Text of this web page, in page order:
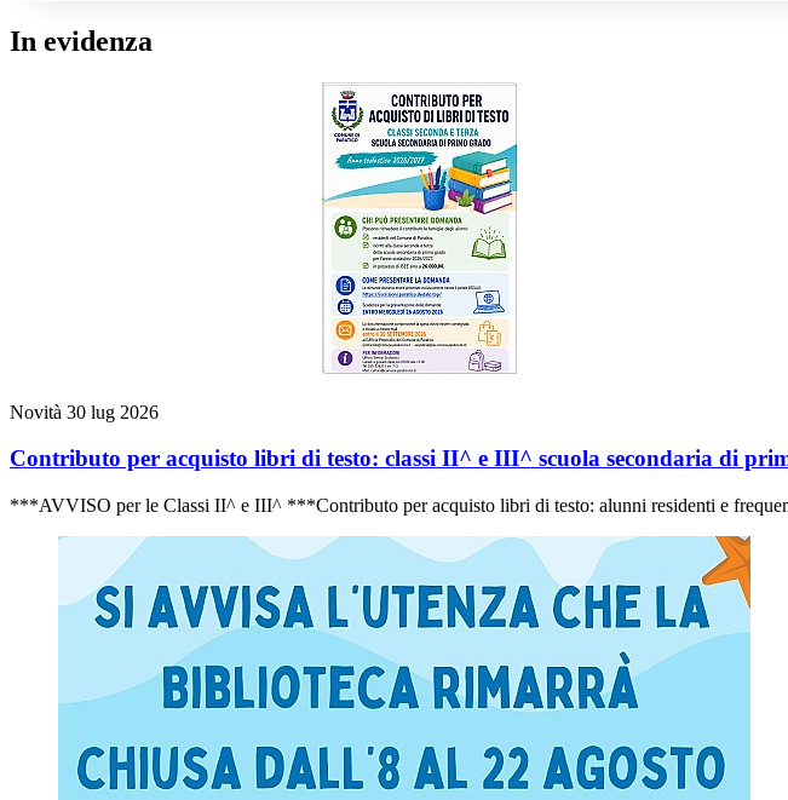
In evidenza
Novità 30 lug 2026
Contributo per acquisto libri di testo: classi II^ e III^ scuola secondaria di
***AVVISO per le Classi II^ e III^ ***Contributo per acquisto libri di testo: alunni residenti e